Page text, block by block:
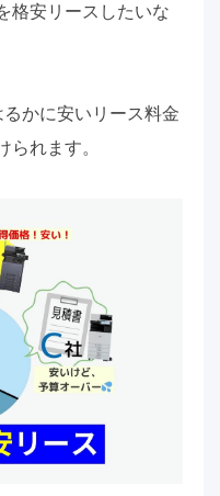
格安リースしたいな
かに安いリース料金
られます。